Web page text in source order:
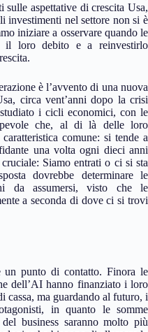
sulle aspettative di crescita Usa,
investimenti nel settore non si è
iniziare a osservare quando le
il loro debito e a reinvestirlo
è l’avvento di una nuova
circa vent’anni dopo la crisi
i cicli economici, con le
che, al di là delle loro
comune: si tende a
una volta ogni dieci anni
Siamo entrati o ci si sta
dovrebbe determinare le
da assumersi, visto che le
a seconda di dove ci si trovi
un punto di contatto. Finora le
dell’AI hanno finanziato i loro
cassa, ma guardando al futuro, i
in quanto le somme
business saranno molto più